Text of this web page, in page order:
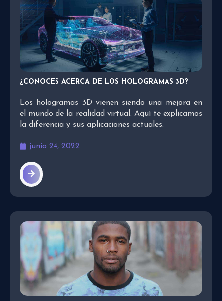
¿CONOCES ACERCA DE LOS HOLOGRAMAS 3D?
Los hologramas 3D vienen siendo una mejora en
el mundo de la realidad virtual. Aquí te explicamos
la diferencia y sus aplicaciones actuales.
junio 24, 2022